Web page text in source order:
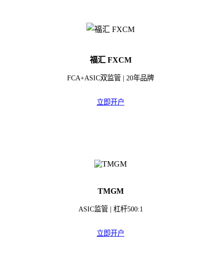
福汇 FXCM
FCA+ASIC双监管 | 20年品牌
立即开户
TMGM
ASIC监管 | 杠杆500:1
立即开户